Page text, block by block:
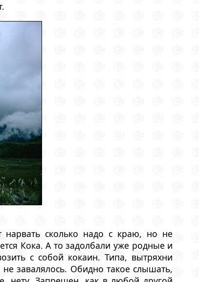
нарвать сколько надо с краю, но не
Кока. А то задолбали уже родные и
с собой кокаин. Типа, вытряхни
завалялось. Обидно такое слышать,